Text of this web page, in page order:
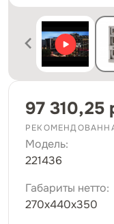
97 310,25
Модель:
221436
Габариты нетто:
270х440х350